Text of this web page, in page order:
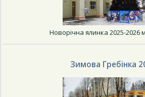
Новорічна ялинка 2025-2026
Зимова Гребінка